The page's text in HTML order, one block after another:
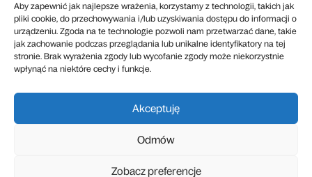
Aby zapewnić jak najlepsze wrażenia, korzystamy z technologii, takich jak
pliki cookie, do przechowywania i/lub uzyskiwania dostępu do informacji o
urządzeniu. Zgoda na te technologie pozwoli nam przetwarzać dane, takie
jak zachowanie podczas przeglądania lub unikalne identyfikatory na tej
stronie. Brak wyrażenia zgody lub wycofanie zgody może niekorzystnie
wpłynąć na niektóre cechy i funkcje.
Akceptuję
Odmów
Zobacz preferencje
Społeczna Instytucja Kultury
Patron medialny